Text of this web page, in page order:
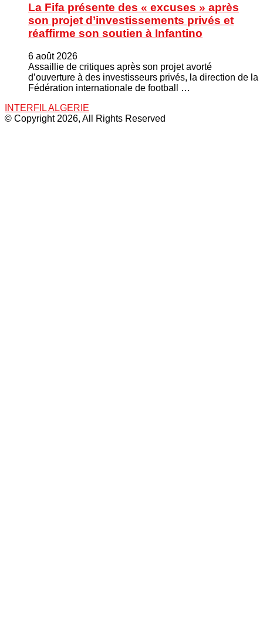
La Fifa présente des « excuses » après
son projet d’investissements privés et
réaffirme son soutien à Infantino
6 août 2026
Assaillie de critiques après son projet avorté
d’ouverture à des investisseurs privés, la direction de la
Fédération internationale de football …
INTERFIL ALGERIE
© Copyright 2026, All Rights Reserved